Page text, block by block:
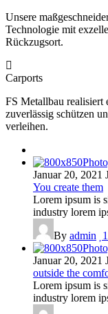
Unsere
Technologie mit
Rückzugsort.
Carports
FS Metallbau realisiert
zuverlässig schützen
verleihen.
Januar 20, 2021
You create them
Lorem ipsum is
industry lorem
By admin
Januar 20, 2021
outside the
Lorem ipsum is
industry lorem